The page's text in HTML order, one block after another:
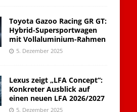
Toyota Gazoo Racing GR GT:
Hybrid-Supersportwagen
mit Vollaluminium-Rahmen
5. Dezember 2025
Lexus zeigt „LFA Concept“:
Konkreter Ausblick auf
einen neuen LFA 2026/2027
5. Dezember 2025